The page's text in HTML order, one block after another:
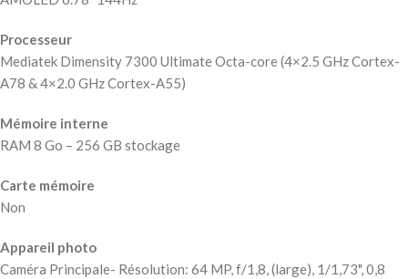
Processeur
Mediatek Dimensity 7300 Ultimate Octa-core (4×2.5 GHz Cortex-
A78 & 4×2.0 GHz Cortex-A55)
Mémoire interne
RAM 8 Go – 256 GB stockage
Carte mémoire
Non
Appareil photo
Caméra Principale- Résolution: 64 MP, f/1,8, (large), 1/1,73", 0,8